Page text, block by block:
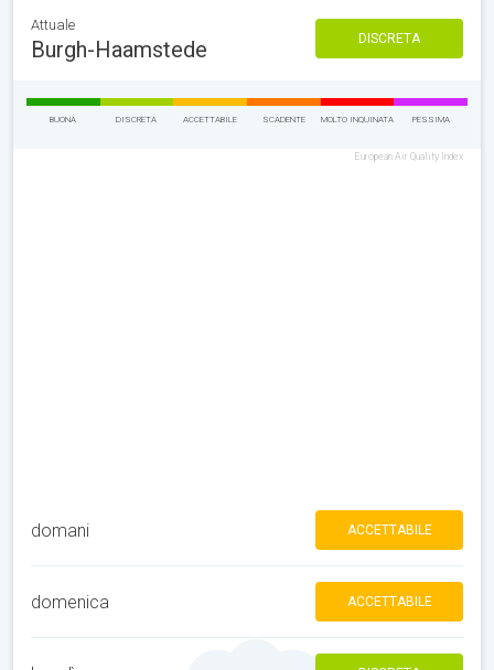
Attuale
Burgh-Haamstede DISCRETA
BUONA DISCRETA ACCETTABILE SCADENTE MOLTO INQUINATA PESSIMA
European Air Quality Index
domani ACCETTABILE
domenica ACCETTABILE